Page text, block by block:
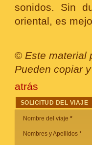
sonidos. Sin
oriental, es
© Este material
Pueden copiar
atrás
SOLICITUD DEL VIAJE
Nombre del viaje *
Nombres y Apellidos *